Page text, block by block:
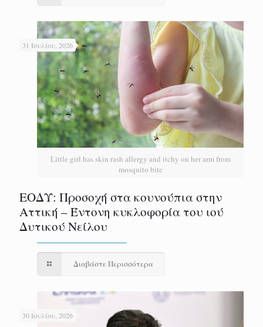
Little girl has skin rash allergy and itchy on her arm from
mosquito bite
31 Ιουλίου, 2026
ΕΟΔΥ: Προσοχή στα κουνούπια στην
Αττική – Έντονη κυκλοφορία του ιού
Δυτικού Νείλου
Διαβάστε Περισσότερα
30 Ιουλίου, 2026